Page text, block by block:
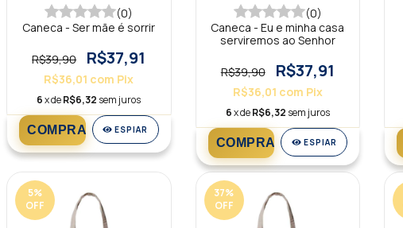
(0)
Caneca - Ser mãe é sorrir
R$39,90 R$37,91
R$36,01 com Pix
6x deR$6,32 sem juros
ESPIAR
(0)
Caneca - Eu e minha casa
serviremos ao Senhor
R$39,90 R$37,91
R$36,01 com Pix
6x deR$6,32 sem juros
ESPIAR
5%
OFF
37%
OFF